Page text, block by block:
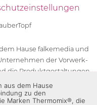
Hause falkemedia und
der Vorwerk-
die Produktgestaltungen
der Unternehmen
die Zeichen TM5®,
aus dem Hause
zu den
Marken Thermomix®, die